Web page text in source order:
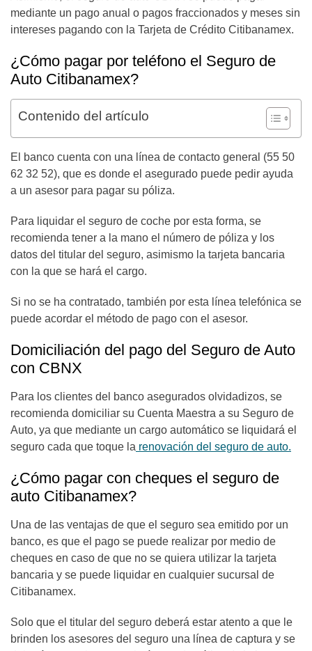
mediante un pago anual o pagos fraccionados y meses sin
intereses pagando con la Tarjeta de Crédito Citibanamex.
¿Cómo pagar por teléfono el Seguro de
Auto Citibanamex?
Contenido del artículo
El banco cuenta con una línea de contacto general (55 50
62 32 52), que es donde el asegurado puede pedir ayuda
a un asesor para pagar su póliza.
Para liquidar el seguro de coche por esta forma, se
recomienda tener a la mano el número de póliza y los
datos del titular del seguro, asimismo la tarjeta bancaria
con la que se hará el cargo.
Si no se ha contratado, también por esta línea telefónica se
puede acordar el método de pago con el asesor.
Domiciliación del pago del Seguro de Auto
con CBNX
Para los clientes del banco asegurados olvidadizos, se
recomienda domiciliar su Cuenta Maestra a su Seguro de
Auto, ya que mediante un cargo automático se liquidará el
seguro cada que toque la renovación del seguro de auto.
¿Cómo pagar con cheques el seguro de
auto Citibanamex?
Una de las ventajas de que el seguro sea emitido por un
banco, es que el pago se puede realizar por medio de
cheques en caso de que no se quiera utilizar la tarjeta
bancaria y se puede liquidar en cualquier sucursal de
Citibanamex.
Solo que el titular del seguro deberá estar atento a que le
brinden los asesores del seguro una línea de captura y se